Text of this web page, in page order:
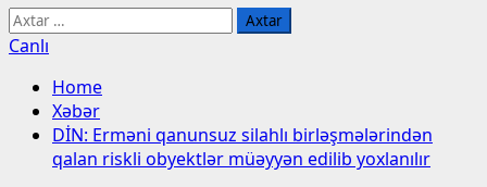
Axtarış:
Canlı
Home
Xəbər
DİN: Erməni qanunsuz silahlı birləşmələrindən
qalan riskli obyektlər müəyyən edilib yoxlanılır